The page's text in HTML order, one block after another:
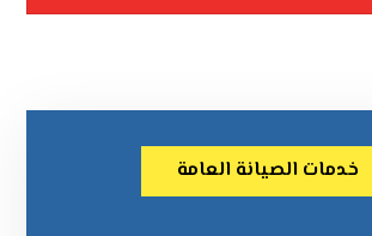
خدمات الصيانة العامة